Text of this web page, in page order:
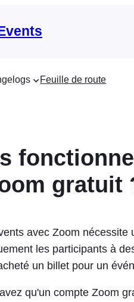
Feuille de route
gratuit
avec Zoom nécessite
les participants à
un billet pour un
qu'un compte Zoom